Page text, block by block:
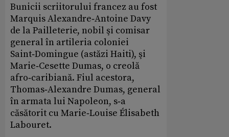
Bunicii scriitorului francez au fost
Marquis Alexandre‑Antoine Davy
de la Pailleterie, nobil şi comisar
general în artileria coloniei
Saint‑Domingue (astăzi Haiti), şi
Marie‑Cesette Dumas, o creolă
afro‑caribiană. Fiul acestora,
Thomas‑Alexandre Dumas, general
în armata lui Napoleon, s‑a
căsătorit cu Marie‑Louise Élisabeth
Labouret.